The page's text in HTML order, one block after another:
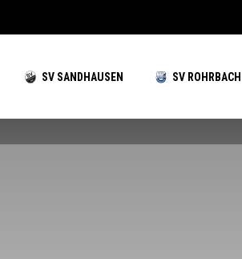
SV SANDHAUSEN SV ROHRBACH